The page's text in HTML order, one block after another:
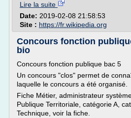
Lire la suite
Date: 2019-02-08 21:58:53
Site : https://fr.wikipedia.org
Concours fonction
bio
Concours fonction publique bac 5
Un concours "clos" permet de
laquelle le concours a été organisé.
Fiche Métier, administrateur
Publique Territoriale, catégorie A,
Technique, voir la fiche.